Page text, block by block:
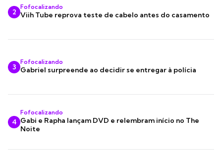
2
Fofocalizando
Viih Tube reprova teste de cabelo antes do casamento
3
Fofocalizando
Gabriel surpreende ao decidir se entregar à polícia
4
Fofocalizando
Gabi e Rapha lançam DVD e relembram início no The
Noite